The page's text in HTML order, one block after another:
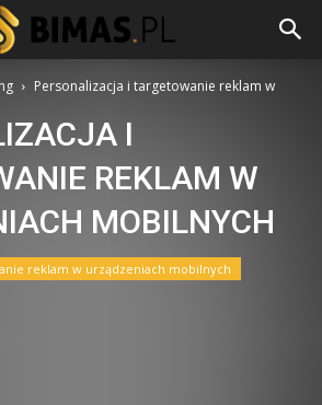
Personalizacja i targetowanie reklam w
I
REKLAM W
MOBILNYCH
reklam w urządzeniach mobilnych